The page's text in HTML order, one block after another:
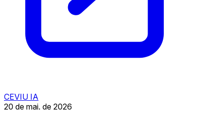
CEVIU IA
20 de mai. de 2026